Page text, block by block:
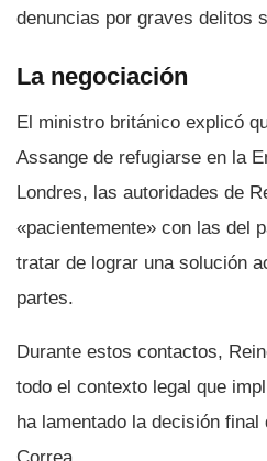
denuncias por graves delitos
La negociación
El ministro británico explicó
Assange de refugiarse en la
Londres, las autoridades de
«pacientemente» con las del
tratar de lograr una solución
partes.
Durante estos contactos,
todo el contexto legal que
ha lamentado la decisión final
Correa.